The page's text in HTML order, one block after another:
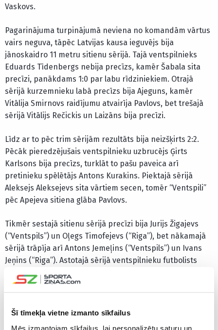
Šī tīmekļa vietne izmanto sīkfailus
Mēs izmantojam sīkfailus, lai personalizētu saturu un
Vaskovs.
Pagarinājuma turpinājumā neviena no komandām vārtus
vairs neguva, tāpēc Latvijas kausa ieguvējs bija
jānoskaidro 11 metru sitienu sērijā. Tajā ventspilnieks
Eduards Tīdenbergs nebija precīzs, kamēr Šabala sita
precīzi, panākdams 1:0 par labu rīdziniekiem. Otrajā
sērijā kurzemnieku labā precīzs bija Ajeguns, kamēr
Vitālija Smirnovs raidījumu atvairīja Pavlovs, bet trešajā
sērijā Vitālijs Rečickis un Laizāns bija precīzi.
Līdz ar to pēc trim sērijām rezultāts bija neizšķirts 2:2.
Pēcāk pieredzējušais ventspilnieku uzbrucējs Ģirts
Karlsons bija precīzs, turklāt to pašu paveica arī
pretinieku spēlētājs Antons Kurakins. Piektajā sērijā
Aleksejs Aleksejevs sita vārtiem secen, tomēr “Ventspili”
pēc Apejeva sitiena glāba Pavlovs.
Tikmēr sestajā sitienu sērijā precīzi bija Jurijs Žigajevs
(“Ventspils”) un Oļegs Timofejevs (“Riga”), bet nākamajā
sērijā trāpīja arī Antons Jemeļins (“Ventspils”) un Ivans
Jeņins (“Riga”). Astotajā sērijā ventspilnieku futbolists
Ņikita Koļesovs bija precīzs, kamēr mājinieku futbolista
Antonija Černomordija sitienu atvairīja Pavlovs.
Līdz ar to 11 metru sitienu sērijā ar 6:5 uzvarēja